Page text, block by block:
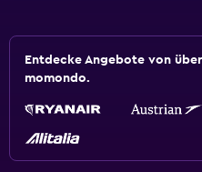
Entdecke Angebote von
momondo.